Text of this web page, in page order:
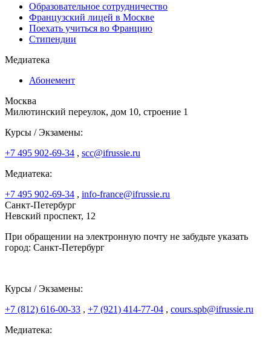
Образовательное сотрудничество
Французский лицей в Москве
Поехать учиться во Францию
Стипендии
Медиатека
Абонемент
Москва
Милютинский переулок, дом 10, строение 1
Курсы / Экзамены:
+7 495 902-69-34 , scc@ifrussie.ru
Медиатека:
+7 495 902-69-34 , info-france@ifrussie.ru
Санкт-Петербург
Невский проспект, 12
При обращении на электронную почту не забудьте указать
город: Санкт-Петербург
Курсы / Экзамены:
+7 (812) 616-00-33 , +7 (921) 414-77-04 , cours.spb@ifrussie.ru
Медиатека: